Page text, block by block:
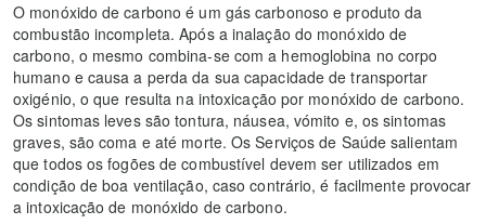
O monóxido de carbono é um gás carbonoso e produto da
combustão incompleta. Após a inalação do monóxido de
carbono, o mesmo combina-se com a hemoglobina no corpo
humano e causa a perda da sua capacidade de transportar
oxigénio, o que resulta na intoxicação por monóxido de carbono.
Os sintomas leves são tontura, náusea, vómito e, os sintomas
graves, são coma e até morte. Os Serviços de Saúde salientam
que todos os fogões de combustível devem ser utilizados em
condição de boa ventilação, caso contrário, é facilmente provocar
a intoxicação de monóxido de carbono.